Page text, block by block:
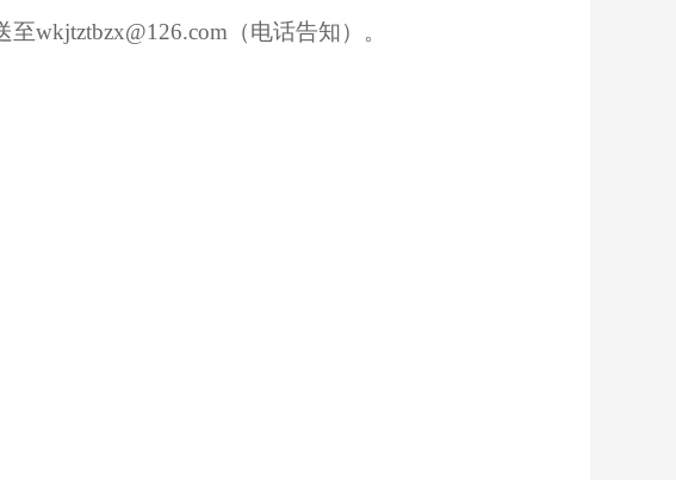
wkjtztbzx@126.com（电话告知）。